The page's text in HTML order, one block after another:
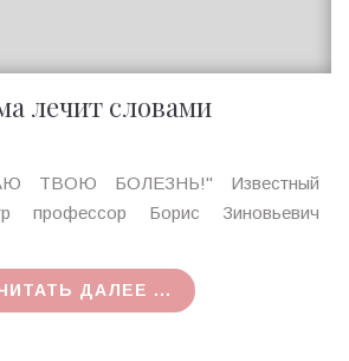
лечит словами
ТВОЮ БОЛЕЗНЬ!" Известный
профессор Борис Зиновьевич
ДАЛЕЕ ...